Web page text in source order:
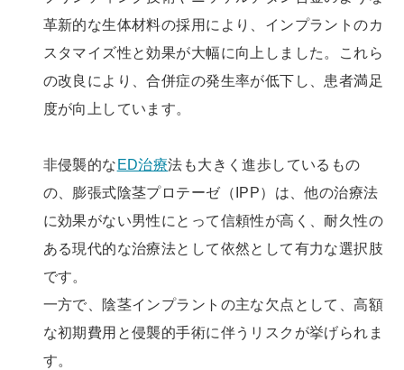
革新的な生体材料の採用により、インプラントのカ
スタマイズ性と効果が大幅に向上しました。これら
の改良により、合併症の発生率が低下し、患者満足
度が向上しています。
非侵襲的なED治療法も大きく進歩しているもの
の、膨張式陰茎プロテーゼ（IPP）は、他の治療法
に効果がない男性にとって信頼性が高く、耐久性の
ある現代的な治療法として依然として有力な選択肢
です。
一方で、陰茎インプラントの主な欠点として、高額
な初期費用と侵襲的手術に伴うリスクが挙げられま
す。